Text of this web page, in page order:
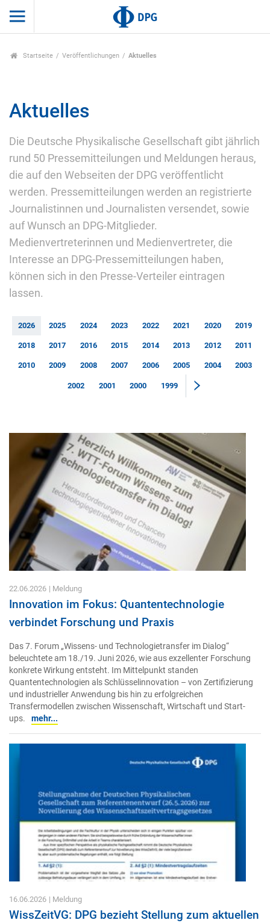
Startseite Veröffentlichungen Aktuelles
Aktuelles
Die Deutsche Physikalische Gesellschaft gibt jährlich
rund 50 Pressemitteilungen und Meldungen heraus,
die auf den Webseiten der DPG veröffentlicht
werden. Pressemitteilungen werden an registrierte
Journalistinnen und Journalisten versendet, sowie
auf Wunsch an DPG-Mitglieder.
Medienvertreterinnen und Medienvertreter, die
Interesse an DPG-Pressemitteilungen haben,
können sich in den Presse-Verteiler eintragen
lassen.
2026 2025 2024 2023 2022 2021 2020 2019
2018 2017 2016 2015 2014 2013 2012 2011
2010 2009 2008 2007 2006 2005 2004 2003
2002 2001 2000 1999
22.06.2026 | Meldung
Innovation im Fokus: Quantentechnologie
verbindet Forschung und Praxis
Das 7. Forum „Wissens- und Technologietransfer im Dialog“
beleuchtete am 18./19. Juni 2026, wie aus exzellenter Forschung
konkrete Wirkung entsteht. Im Mittelpunkt standen
Quantentechnologien als Schlüsselinnovation – von Zertifizierung
und industrieller Anwendung bis hin zu erfolgreichen
Transfermodellen zwischen Wissenschaft, Wirtschaft und Start-
ups.
mehr...
16.06.2026 | Meldung
WissZeitVG: DPG bezieht Stellung zum aktuellen